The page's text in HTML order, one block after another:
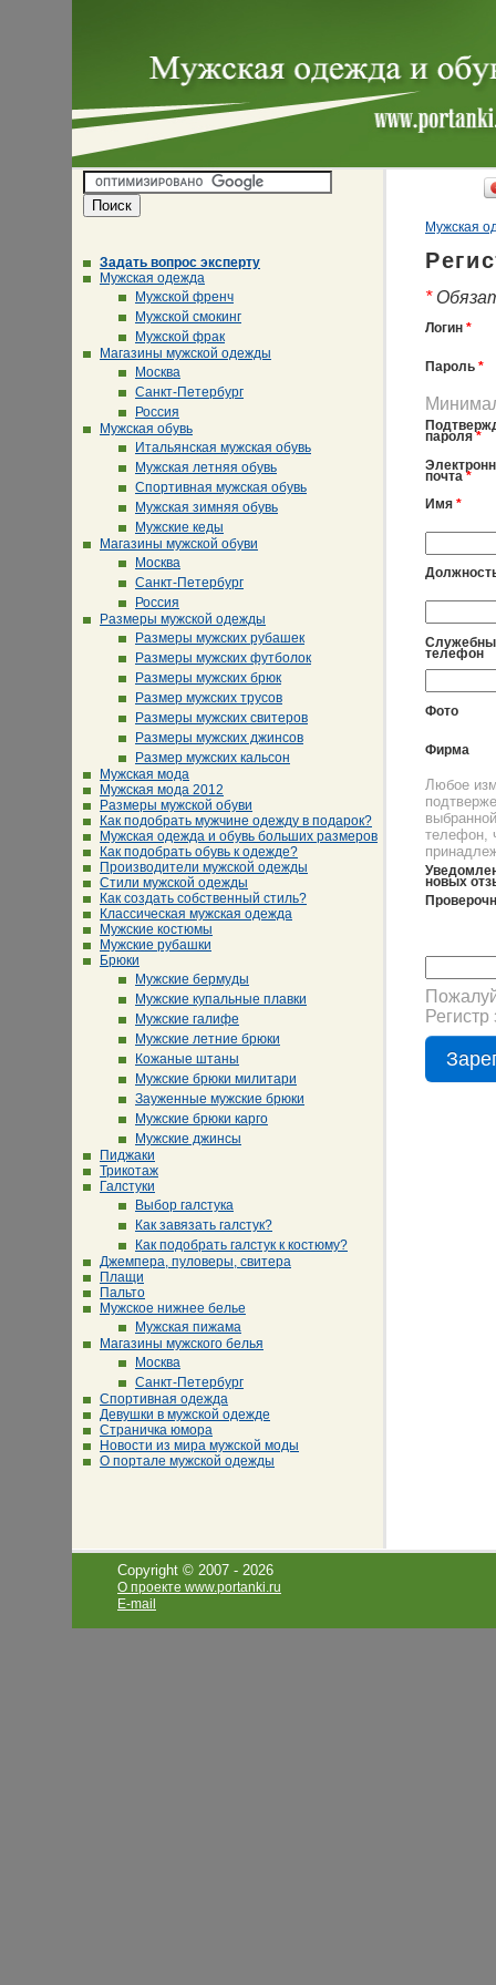
Задать вопрос эксперту
Мужская одежда
Мужской френч
Мужской смокинг
Мужской фрак
Магазины мужской одежды
Москва
Санкт-Петербург
Россия
Мужская обувь
Итальянская мужская обувь
Мужская летняя обувь
Спортивная мужская обувь
Мужская зимняя обувь
Мужские кеды
Магазины мужской обуви
Москва
Санкт-Петербург
Россия
Размеры мужской одежды
Размеры мужских рубашек
Размеры мужских футболок
Размеры мужских брюк
Размер мужских трусов
Размеры мужских свитеров
Размеры мужских джинсов
Размер мужских кальсон
Мужская мода
Мужская мода 2012
Размеры мужской обуви
Как подобрать мужчине одежду в подарок?
Мужская одежда и обувь больших размеров
Как подобрать обувь к одежде?
Производители мужской одежды
Стили мужской одежды
Как создать собственный стиль?
Классическая мужская одежда
Мужские костюмы
Мужские рубашки
Брюки
Мужские бермуды
Мужские купальные плавки
Мужские галифе
Мужские летние брюки
Кожаные штаны
Мужские брюки милитари
Зауженные мужские брюки
Мужские брюки карго
Мужские джинсы
Пиджаки
Трикотаж
Галстуки
Выбор галстука
Как завязать галстук?
Как подобрать галстук к костюму?
Джемпера, пуловеры, свитера
Плащи
Пальто
Мужское нижнее белье
Мужская пижама
Магазины мужского белья
Москва
Санкт-Петербург
Спортивная одежда
Девушки в мужской одежде
Страничка юмора
Новости из мира мужской моды
О портале мужской одежды
Мужская
*
Логин *
Пароль *
пароля *
почта*
Имя *
телефон
Фото
Фирма
Любое
телефон,
новых
Copyright © 2007 - 2026
О проекте www.portanki.ru
E-mail